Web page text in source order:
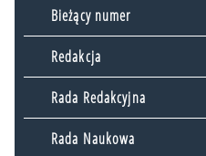
Bieżący numer
Redakcja
Rada Redakcyjna
Rada Naukowa